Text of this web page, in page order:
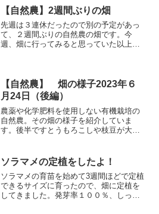
【自然農】2週間ぶりの畑
先週は３連休だったので別の予定があっ
て、２週間ぶりの自然農の畑です。今
週、畑に行ってみると思っていた以上の
【自然農】 畑の様子2023年６
月24日（後編）
農薬や化学肥料を使用しない有機栽培の
自然農。その畑の様子を紹介していま
す。後半ですとうもろこしや枝豆が大き
ち直ってきています。畑で育っている野
菜たちの様子を見ていただきましょう！
ソラマメの定植をしたよ！
ソラマメの育苗を始めて3週間ほどで定植
できるサイズに育ったので、畑に定植を
してきました。発芽率１００％、しっか